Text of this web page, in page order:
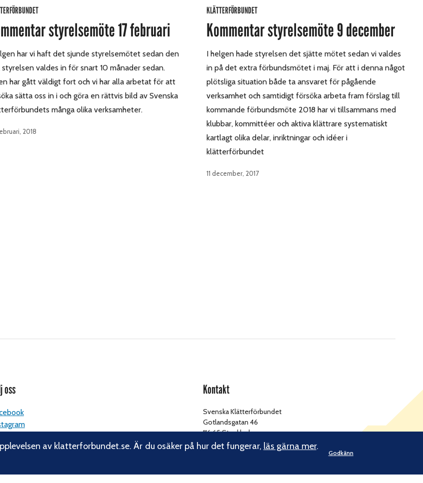
styrelsemöte 17 februari
har vi haft det sjunde styrelsemötet sedan den
styrelsen valdes in för snart 10 månader sedan.
har gått väldigt fort och vi har alla arbetat för att
sätta oss in i och göra en rättvis bild av Svenska
många olika verksamheter.
2018
KLÄTTERFÖRBUNDET
Kommentar styrelsemöte 9 december
I helgen hade styrelsen det sjätte mötet sedan vi valdes
in på det extra förbundsmötet i maj. För att i denna något
plötsliga situation både ta ansvaret för pågående
verksamhet och samtidigt försöka arbeta fram förslag till
kommande förbundsmöte 2018 har vi tillsammans med
klubbar, kommittéer och aktiva klättrare systematiskt
kartlagt olika delar, inriktningar och idéer i
klätterförbundet
11 december, 2017
oss Kontakt
Svenska Klätterförbundet
Gotlandsgatan 46
116 65 Stockholm
kansliet@klatterforbundet.rf.se
av klatterforbundet.se. Är du osäker på hur det fungerar, läs gärna mer.
Godkänn